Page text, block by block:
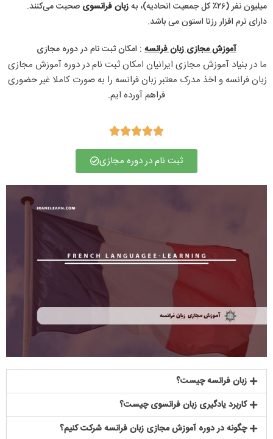
میلیون نفر (۲۶٪ کل جمعیت اتحادیه)، به
زبان فرانسوی صحبت می‌کنند.
دارای نرم افزار رزتا استون می باشد.
آموزش مجازی زبان فرانسه : امکان ثبت نام در دوره مجازی​
فراهم آورده ایم.





ثبت نام در دوره مجازی
زبان فرانسه چیست؟
کاربرد یادگیری زبان فرانسوی چیست؟
چگونه در دوره آموزش مجازی زبان فرانسه شرکت کنیم؟